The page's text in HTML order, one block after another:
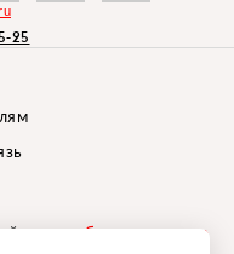
25
проектбрендингового